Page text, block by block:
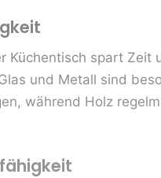
Küchentisch spart Zeit
und Metall sind
während Holz